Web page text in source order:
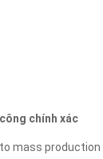
chính xác
mass production